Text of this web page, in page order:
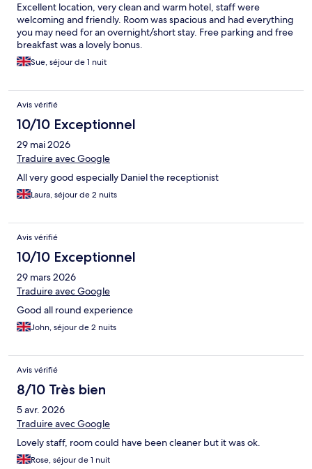
Excellent location, very clean and warm hotel, staff were
welcoming and friendly. Room was spacious and had everything
you may need for an overnight/short stay. Free parking and free
breakfast was a lovely bonus.
Sue, séjour de 1 nuit
Avis vérifié
10/10 Exceptionnel
29 mai 2026
Traduire avec Google
All very good especially Daniel the receptionist
Laura, séjour de 2 nuits
Avis vérifié
10/10 Exceptionnel
29 mars 2026
Traduire avec Google
Good all round experience
John, séjour de 2 nuits
Avis vérifié
8/10 Très bien
5 avr. 2026
Traduire avec Google
Lovely staff, room could have been cleaner but it was ok.
Rose, séjour de 1 nuit